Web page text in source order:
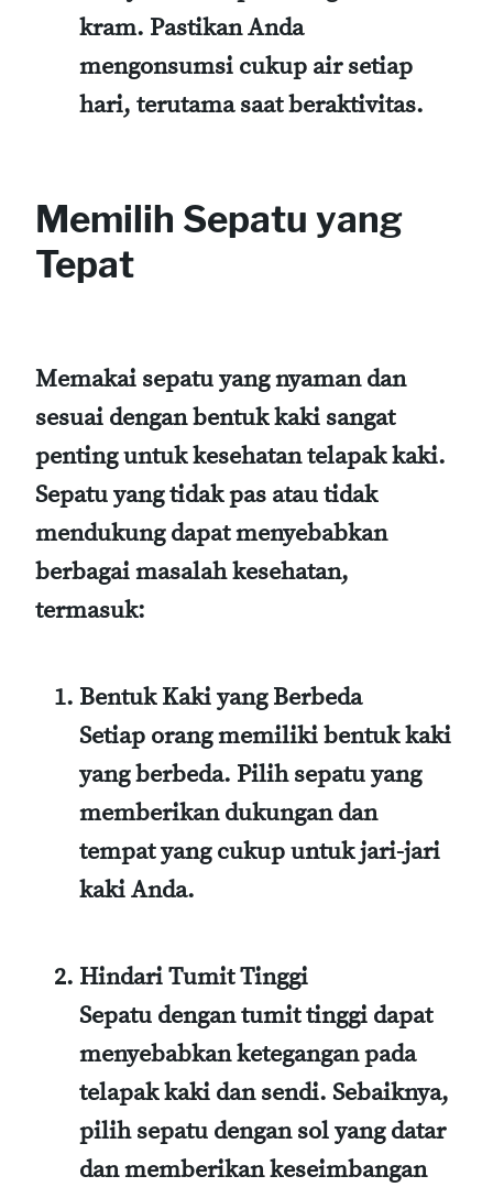
kram. Pastikan Anda
mengonsumsi cukup air setiap
hari, terutama saat beraktivitas.
Memilih Sepatu yang
Tepat
Memakai sepatu yang nyaman dan
sesuai dengan bentuk kaki sangat
penting untuk kesehatan telapak kaki.
Sepatu yang tidak pas atau tidak
mendukung dapat menyebabkan
berbagai masalah kesehatan,
termasuk:
Bentuk Kaki yang Berbeda
Setiap orang memiliki bentuk kaki
yang berbeda. Pilih sepatu yang
memberikan dukungan dan
tempat yang cukup untuk jari-jari
kaki Anda.
Hindari Tumit Tinggi
Sepatu dengan tumit tinggi dapat
menyebabkan ketegangan pada
telapak kaki dan sendi. Sebaiknya,
pilih sepatu dengan sol yang datar
dan memberikan keseimbangan